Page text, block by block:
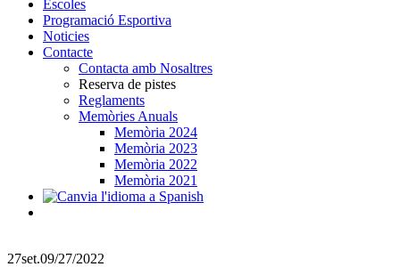
Escoles
Programació Esportiva
Noticies
Contacte
Contacta amb Nosaltres
Reserva de pistes
Reglaments
Memòries Anuals
Memòria 2024
Memòria 2023
Memòria 2022
Memòria 2021
27set.09/27/2022